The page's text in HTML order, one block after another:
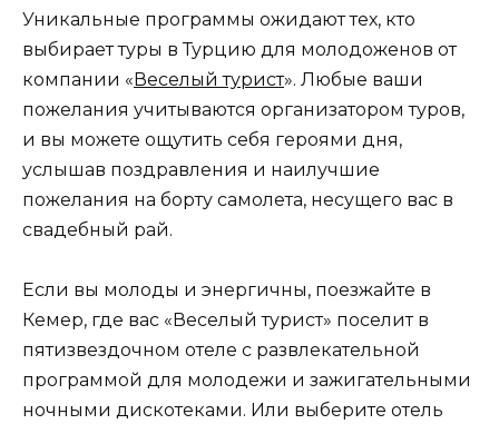
Уникальные программы ожидают тех, кто
выбирает туры в Турцию для молодоженов от
компании «Веселый турист». Любые ваши
пожелания учитываются организатором туров,
и вы можете ощутить себя героями дня,
услышав поздравления и наилучшие
пожелания на борту самолета, несущего вас в
свадебный рай.
Если вы молоды и энергичны, поезжайте в
Кемер, где вас «Веселый турист» поселит в
пятизвездочном отеле с развлекательной
программой для молодежи и зажигательными
ночными дискотеками. Или выберите отель